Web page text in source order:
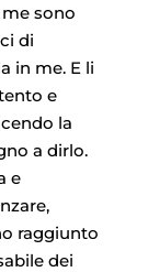
sono
di
in me. E li
e
la
a dirlo.
e
raggiunto
dei